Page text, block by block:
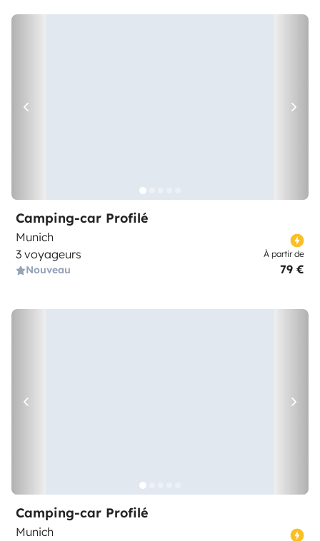
Camping-car Profilé
Munich
3 voyageurs
Nouveau
À partir de
79 €
Camping-car Profilé
Munich